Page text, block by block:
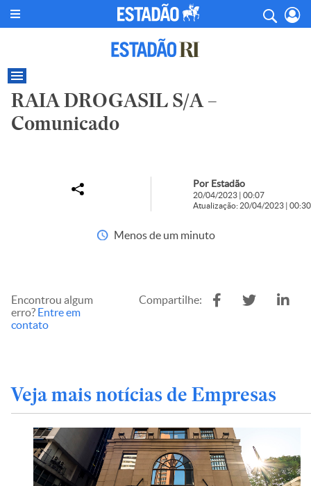
RAIA DROGASIL S/A –
Comunicado
Por Estadão
20/04/2023 | 00:07
Atualização: 20/04/2023 | 00:30
Menos de um minuto
Encontrou algum
erro? Entre em
contato
Compartilhe:
Veja mais notícias de Empresas